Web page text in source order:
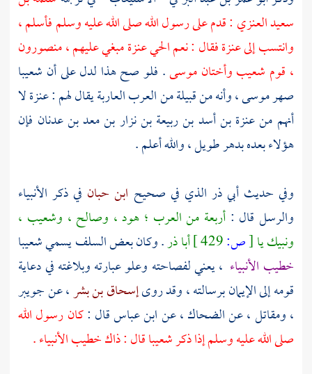
سعيد العنزي : قدم على رسول الله صلى الله عليه وسلم فأسلم ،
وانتسب إلىعنزةفقال : نعم الحي عنزة مبغي عليهم ، منصورون
، قوم شعيبوأختانموسى. فلو صح هذا لدل على أن شعيبا
صهرموسى، وأنه من قبيلة من العرب العاربة يقال لهم :عنزةلا
أنهم منعنزة بن أسد بن ربيعة بن نزار بن معد بن عدنان فإن
هؤلاء بعده بدهر طويل ، والله أعلم .
وفي حديثأبي ذر الذي في صحيح ابن حبان في ذكر الأنبياء
والرسل قال :أربعة من العرب ؛ هود، وصالح ، وشعيب ،
ونبيك يا[ص: أبا ذر. وكان بعض السلف يسميشعيبا
خطيب الأنبياء ، يعني لفصاحته وعلو عبارته وبلاغته في دعاية
قومه إلى الإيمان برسالته ، وقد روىإسحاق بن بشر، عنجويبر
،ومقاتل، عنالضحاك، عنابن عباسقال :كان رسول الله
صلى الله عليه وسلم إذا ذكرشعيباقال : ذاك خطيب الأنبياء .